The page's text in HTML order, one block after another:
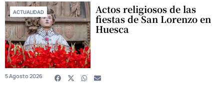
ACTUALIDAD Actos religiosos de las
fiestas de San Lorenzo en
Huesca
5 Agosto 2026